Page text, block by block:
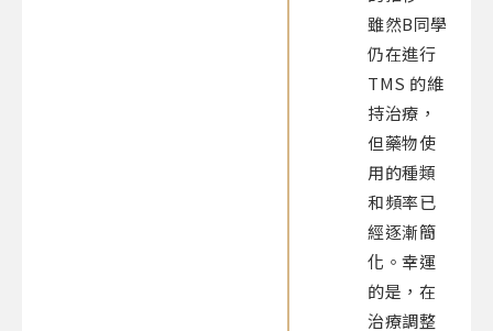
雖然B同學
仍在進行
TMS 的維
持治療，
但藥物使
用的種類
和頻率已
經逐漸簡
化。幸運
的是，在
治療調整